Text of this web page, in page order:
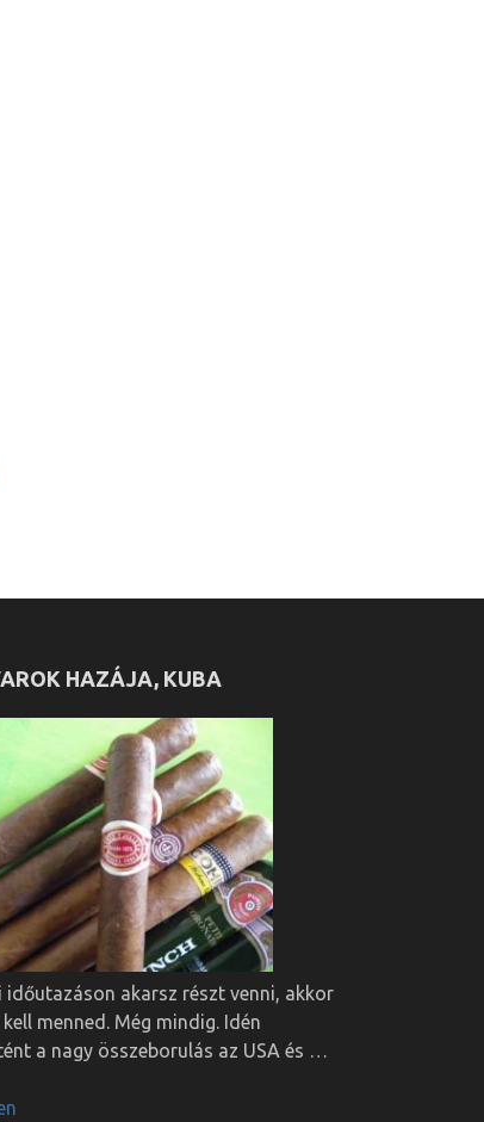
HAZÁJA, KUBA
időutazáson akarsz részt venni, akkor
kell menned. Még mindig. Idén
a nagy összeborulás az USA és …